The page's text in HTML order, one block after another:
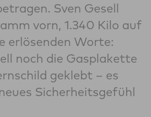
Sven Gesell
vorn, 1.340 Kilo auf
erlösenden Worte:
noch die Gasplakette
geklebt – es
Sicherheitsgefühl